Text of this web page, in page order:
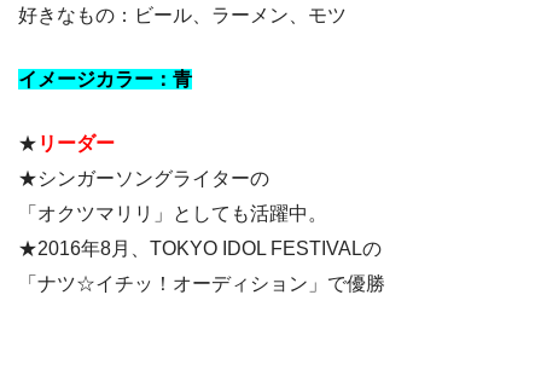
好きなもの：ビール、ラーメン、モツ
イメージカラー：青
★ リーダー
★シンガーソングライターの
「オクツマリリ」としても活躍中。
★2016年8月、TOKYO IDOL FESTIVALの
「ナツ☆イチッ！オーディション」で優勝